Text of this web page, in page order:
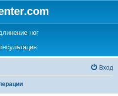
a new tab)
ног(Opens a new tab)
a new tab)(Opens a new tab)
Вход